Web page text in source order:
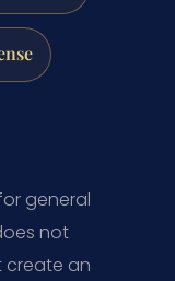
general
not
create an